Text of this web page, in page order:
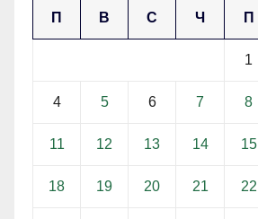
П В С Ч П
1
4 5 6 7 8
11 12 13 14 15
18 19 20 21 22